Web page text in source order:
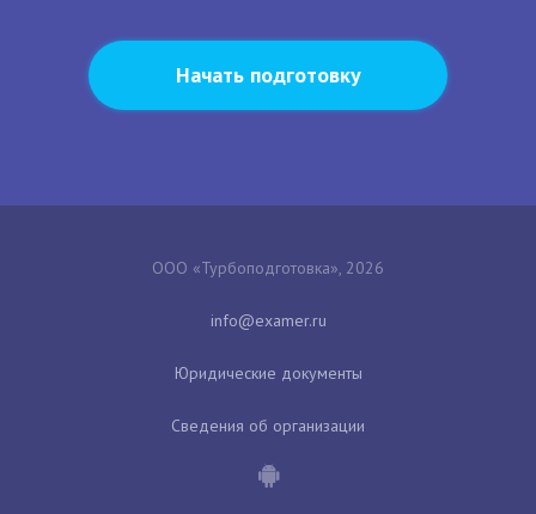
Начать подготовку
ООО «Турбоподготовка», 2026
Юридические документы
Сведения об организации